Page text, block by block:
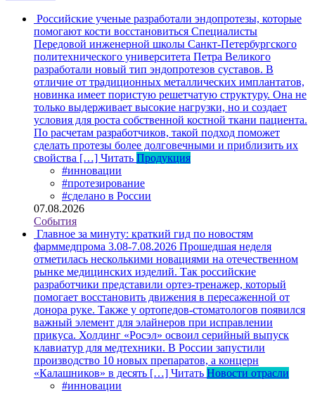
Российские ученые разработали эндопротезы, которые
помогают кости восстановиться Специалисты
Передовой инженерной школы Санкт-Петербургского
политехнического университета Петра Великого
разработали новый тип эндопротезов суставов. В
отличие от традиционных металлических имплантатов,
новинка имеет пористую решетчатую структуру. Она не
только выдерживает высокие нагрузки, но и создает
условия для роста собственной костной ткани пациента.
По расчетам разработчиков, такой подход поможет
сделать протезы более долговечными и приблизить их
свойства […] Читать Продукция
#инновации
#протезирование
#сделано в России
07.08.2026
События
Главное за минуту: краткий гид по новостям
фарммедпрома 3.08-7.08.2026 Прошедшая неделя
отметилась несколькими новациями на отечественном
рынке медицинских изделий. Так российские
разработчики представили ортез-тренажер, который
помогает восстановить движения в пересаженной от
донора руке. Также у ортопедов-стоматологов появился
важный элемент для элайнеров при исправлении
прикуса. Холдинг «Росэл» освоил серийный выпуск
клавиатур для медтехники. В России запустили
производство 10 новых препаратов, а концерн
«Калашников» в десять […] Читать Новости отрасли
#инновации